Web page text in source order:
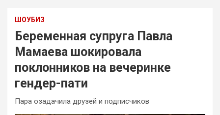
ШОУБИЗ
Беременная супруга Павла
Мамаева шокировала
поклонников на вечеринке
гендер-пати
Пара озадачила друзей и подписчиков